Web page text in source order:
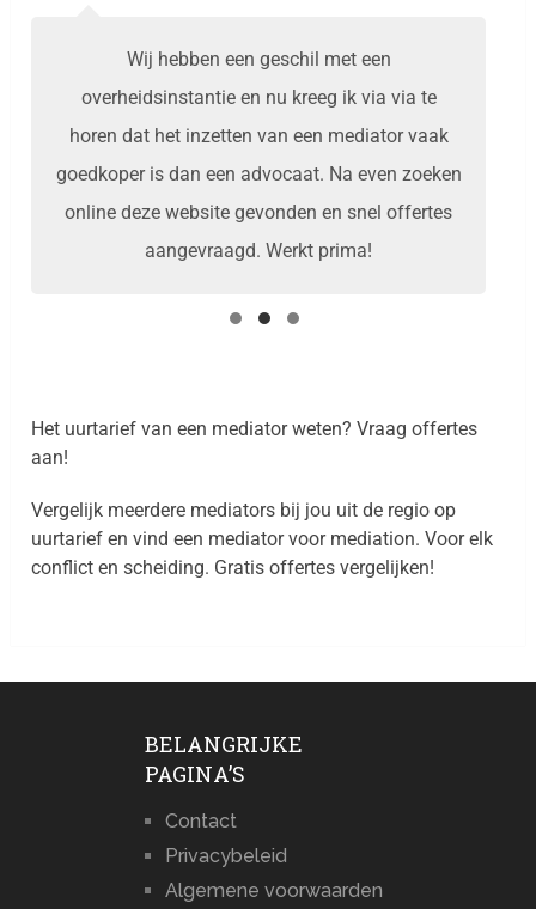
Wij hebben een geschil met een
overheidsinstantie en nu kreeg ik via via te
horen dat het inzetten van een mediator vaak
goedkoper is dan een advocaat. Na even zoeken
online deze website gevonden en snel offertes
aangevraagd. Werkt prima!
Het uurtarief van een mediator weten? Vraag offertes
aan!
Vergelijk meerdere mediators bij jou uit de regio op
uurtarief en vind een mediator voor mediation. Voor elk
conflict en scheiding. Gratis offertes vergelijken!
BELANGRIJKE
PAGINA’S
Contact
Privacybeleid
Algemene voorwaarden